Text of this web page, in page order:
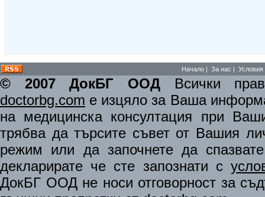
Начало | За нас | Условия
© 2007 ДокБГ ООД Всички
doctorbg.com е изцяло за Ваша
на медицинска консултация при
трябва да търсите съвет от Вашия
режим или да започнете да
декларирате че сте запознати с
ДокБГ ООД не носи отговорност за